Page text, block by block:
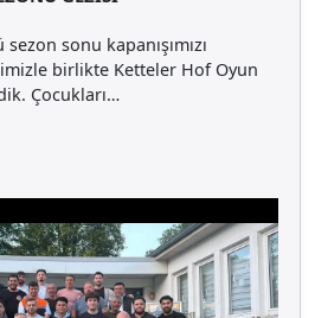
sonu kapanışımızı
birlikte Ketteler Hof Oyun
Çocukları…